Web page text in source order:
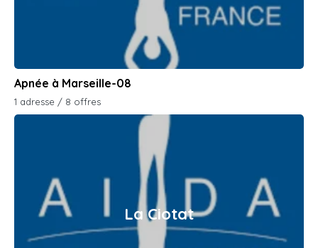
Apnée à Marseille-08
1 adresse / 8 offres
La Ciotat